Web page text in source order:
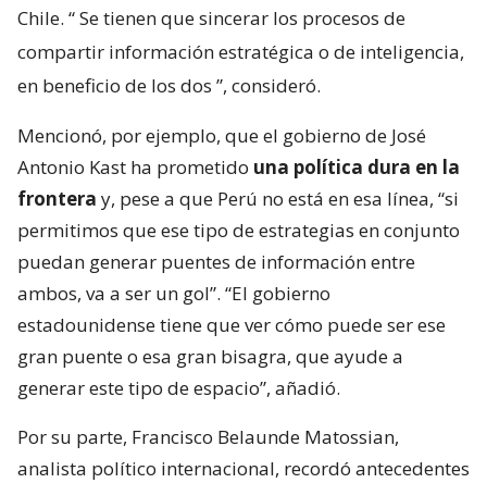
Chile. “Se tienen que sincerar los procesos de
compartir información estratégica o de inteligencia,
en beneficio de los dos ”, consideró.
Mencionó, por ejemplo, que el gobierno de José
Antonio Kast ha prometido una política dura en la
frontera y, pese a que Perú no está en esa línea, “si
permitimos que ese tipo de estrategias en conjunto
puedan generar puentes de información entre
ambos, va a ser un gol”. “El gobierno
estadounidense tiene que ver cómo puede ser ese
gran puente o esa gran bisagra, que ayude a
generar este tipo de espacio”, añadió.
Por su parte, Francisco Belaunde Matossian,
analista político internacional, recordó antecedentes